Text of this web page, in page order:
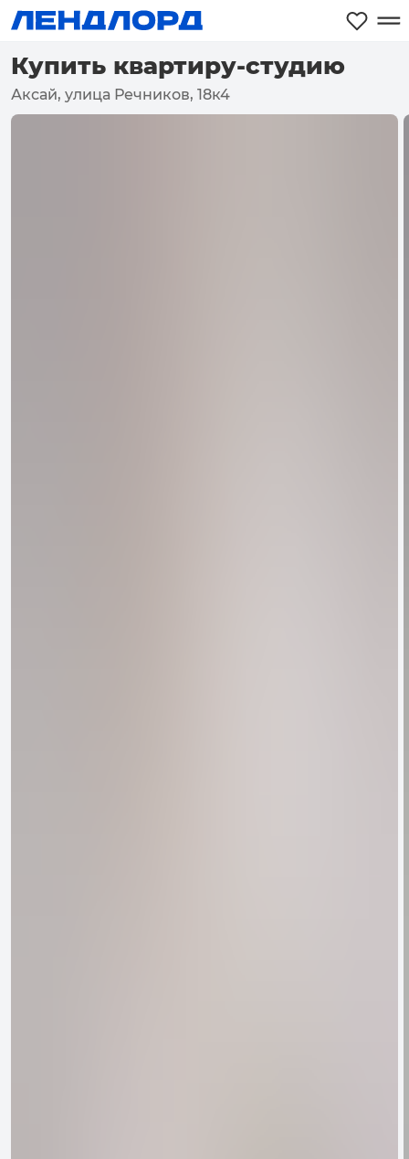
Купить квартиру-студию
Аксай, улица Речников, 18к4